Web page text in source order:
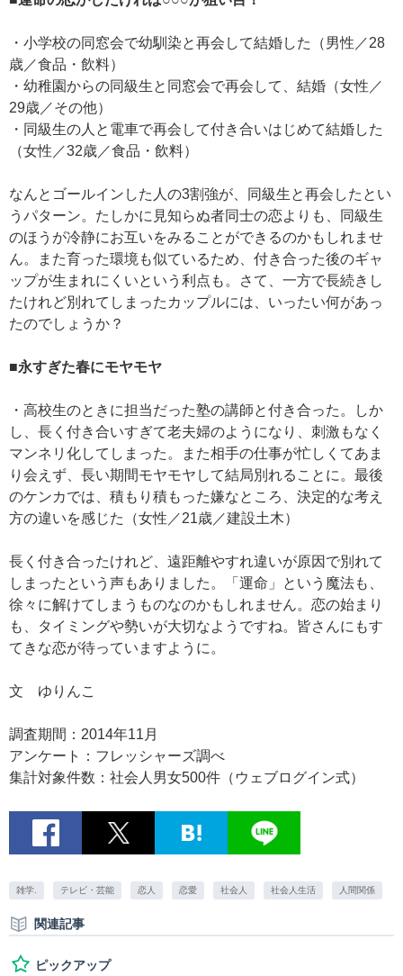
・小学校の同窓会で幼馴染と再会して結婚した（男性／28
歳／食品・飲料）
・幼稚園からの同級生と同窓会で再会して、結婚（女性／
29歳／その他）
・同級生の人と電車で再会して付き合いはじめて結婚した
（女性／32歳／食品・飲料）
なんとゴールインした人の3割強が、同級生と再会したとい
うパターン。たしかに見知らぬ者同士の恋よりも、同級生
のほうが冷静にお互いをみることができるのかもしれませ
ん。また育った環境も似ているため、付き合った後のギャ
ップが生まれにくいという利点も。さて、一方で長続きし
たけれど別れてしまったカップルには、いったい何があっ
たのでしょうか？
■永すぎた春にモヤモヤ
・高校生のときに担当だった塾の講師と付き合った。しか
し、長く付き合いすぎて老夫婦のようになり、刺激もなく
マンネリ化してしまった。また相手の仕事が忙しくてあま
り会えず、長い期間モヤモヤして結局別れることに。最後
のケンカでは、積もり積もった嫌なところ、決定的な考え
方の違いを感じた（女性／21歳／建設土木）
長く付き合ったけれど、遠距離やすれ違いが原因で別れて
しまったという声もありました。「運命」という魔法も、
徐々に解けてしまうものなのかもしれません。恋の始まり
も、タイミングや勢いが大切なようですね。皆さんにもす
てきな恋が待っていますように。
文 ゆりんこ
調査期間：2014年11月
アンケート：フレッシャーズ調べ
集計対象件数：社会人男女500件（ウェブログイン式）
雑学. テレビ・芸能 恋人 恋愛 社会人 社会人生活 人間関係
関連記事
ピックアップ